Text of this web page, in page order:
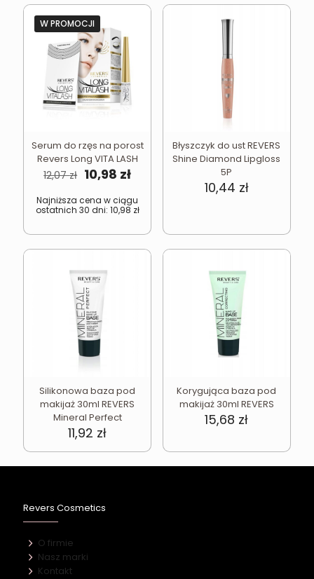
W PROMOCJI
Serum do rzęs na porost
Revers Long VITA LASH
12,07zł Pierwotna
wynosiła:
12,07 zł.
10,98 złAktualna
wynosi:
10,98 zł.
Najniższa cena w ciągu
ostatnich 30 dni: 10,98 zł
Błyszczyk do ust REVERS
Shine Diamond Lipgloss
5P
10,44 zł
Silikonowa baza pod
makijaż 30ml REVERS
Mineral Perfect
11,92 zł
Korygująca baza pod
makijaż 30ml REVERS
15,68 zł
Revers Cosmetics
O firmie
Nasz marki
Kontakt